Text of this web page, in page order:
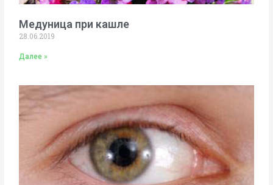
Медуница при кашле
28.06.2019
Далее »